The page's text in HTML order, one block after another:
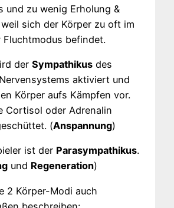
und zu wenig Erholung &
sich der Körper zu oft im
befindet.
der Sympathikus des
aktiviert und
Körper aufs Kämpfen vor.
Cortisol oder Adrenalin
(Anspannung)
ist der Parasympathikus.
und Regeneration)
2 Körper-Modi auch